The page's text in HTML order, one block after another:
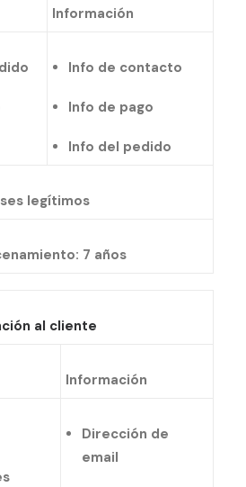
Información
Info de contacto
Info de pago
Info del pedido
legítimos
7 años
al cliente
Información
Dirección de
email